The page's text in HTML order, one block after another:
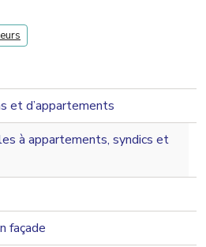
et d’appartements
à appartements, syndics et
façade